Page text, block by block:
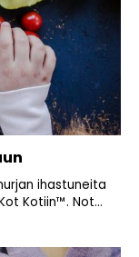
ihastuneita
Kotiin™. Not...